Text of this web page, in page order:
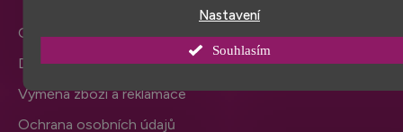
Nastavení
Souhlasím
Obchodní podmínky
Doprava a platba
Výměna zboží a reklamace
Ochrana osobních údajů